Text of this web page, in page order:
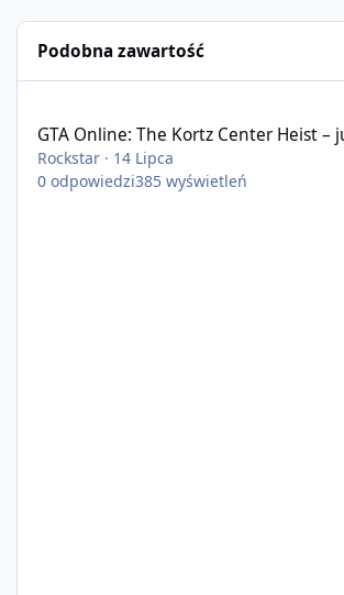
Podobna zawartość
GTA Online: The Kortz Center Heist –
Rockstar · 14 Lipca
0 odpowiedzi385 wyświetleń